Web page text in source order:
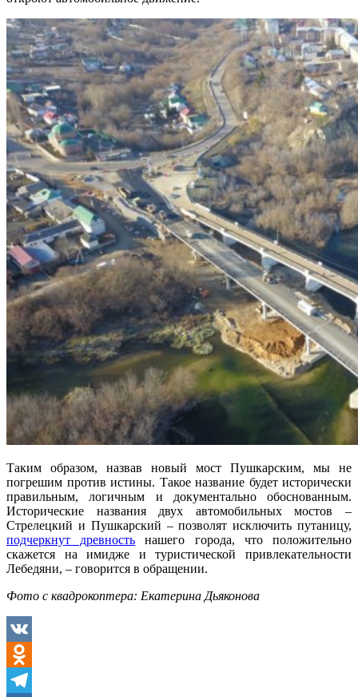
Таким образом, назвав новый мост Пушкарским, мы не
погрешим против истины. Такое название будет исторически
правильным, логичным и документально обоснованным.
Исторические названия двух автомобильных мостов –
Стрелецкий и Пушкарский – позволят исключить путаницу,
подчеркнут древность нашего города, что положительно
скажется на имидже и туристической привлекательности
Лебедяни, – говорится в обращении.
Фото с квадрокоптера: Екатерина Дьяконова
VK
Odnoklassniki